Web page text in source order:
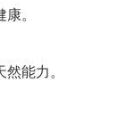
。
能力。